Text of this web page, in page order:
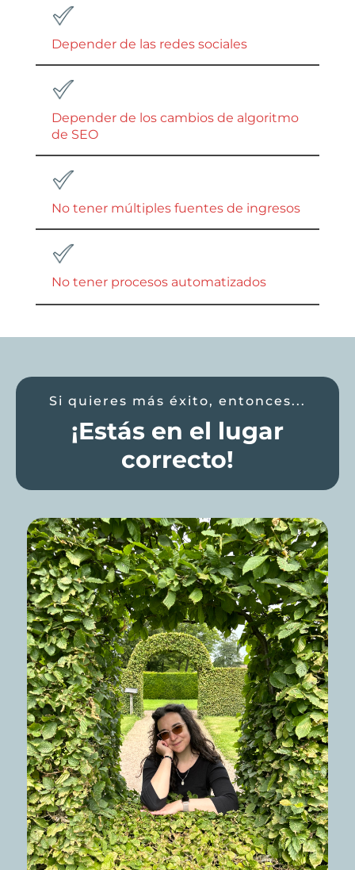
Depender de las redes sociales
Depender de los cambios de algoritmo
de SEO
No tener múltiples fuentes de ingresos
No tener procesos automatizados
Si quieres más éxito, entonces...
¡Estás en el lugar
correcto!